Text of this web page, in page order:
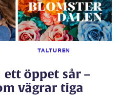
TALTUREN
öppet sår –
vägrar tiga